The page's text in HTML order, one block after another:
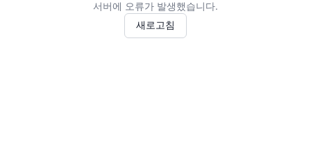
서버에 오류가 발생했습니다.
새로고침